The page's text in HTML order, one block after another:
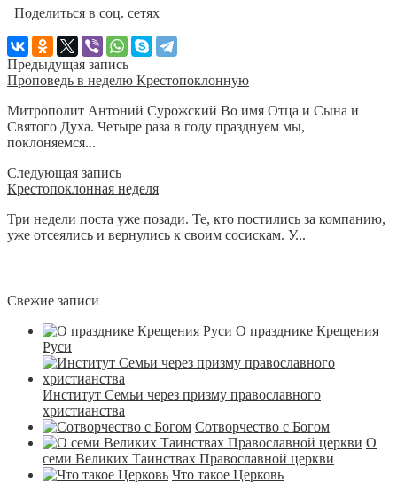
Поделиться в соц. сетях
Предыдущая запись
Проповедь в неделю Крестопоклонную
Митрополит Антоний Сурожский Во имя Отца и Сына и
Святого Духа. Четыре раза в году празднуем мы,
поклоняемся...
Следующая запись
Крестопоклонная неделя
Три недели поста уже позади. Те, кто постились за компанию,
уже отсеялись и вернулись к своим сосискам. У...
Свежие записи
О празднике Крещения
Руси
Институт Семьи через призму православного
христианства
Сотворчество с Богом
О
семи Великих Таинствах Православной церкви
Что такое Церковь